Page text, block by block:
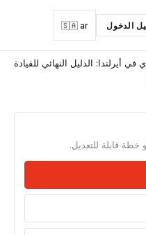
الدخول 🇸🇦 ar
أيرلندا: الدليل النهائي للقيادة
قابلة للتعديل.